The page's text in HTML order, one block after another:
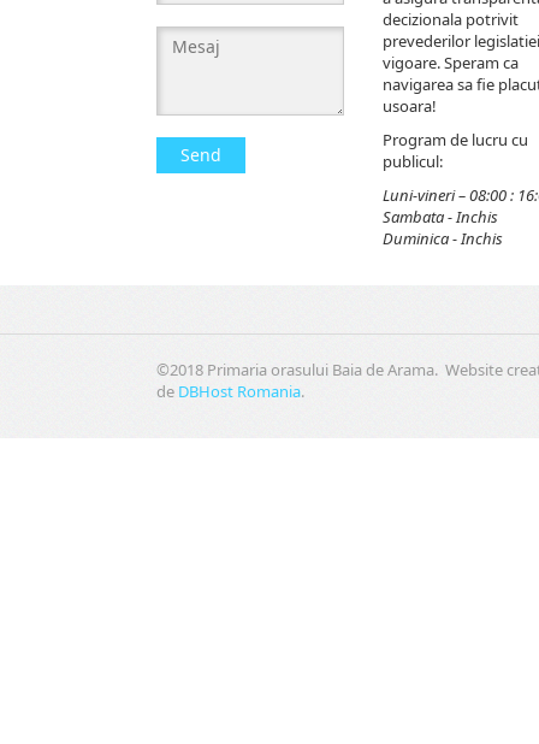
Send
decizionala potrivit
prevederilor
vigoare. Speram ca
navigarea sa fie
usoara!
Program de lucru cu
publicul:
Luni-vineri – 08:00 :
Sambata - Inchis
Duminica - Inchis
©2018 Primaria orasului Baia de Arama. Website
de DBHost Romania.